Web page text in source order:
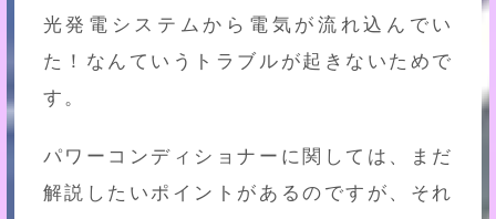
光発電システムから電気が流れ込んでい
た！なんていうトラブルが起きないためで
す。
パワーコンディショナーに関しては、まだ
解説したいポイントがあるのですが、それ